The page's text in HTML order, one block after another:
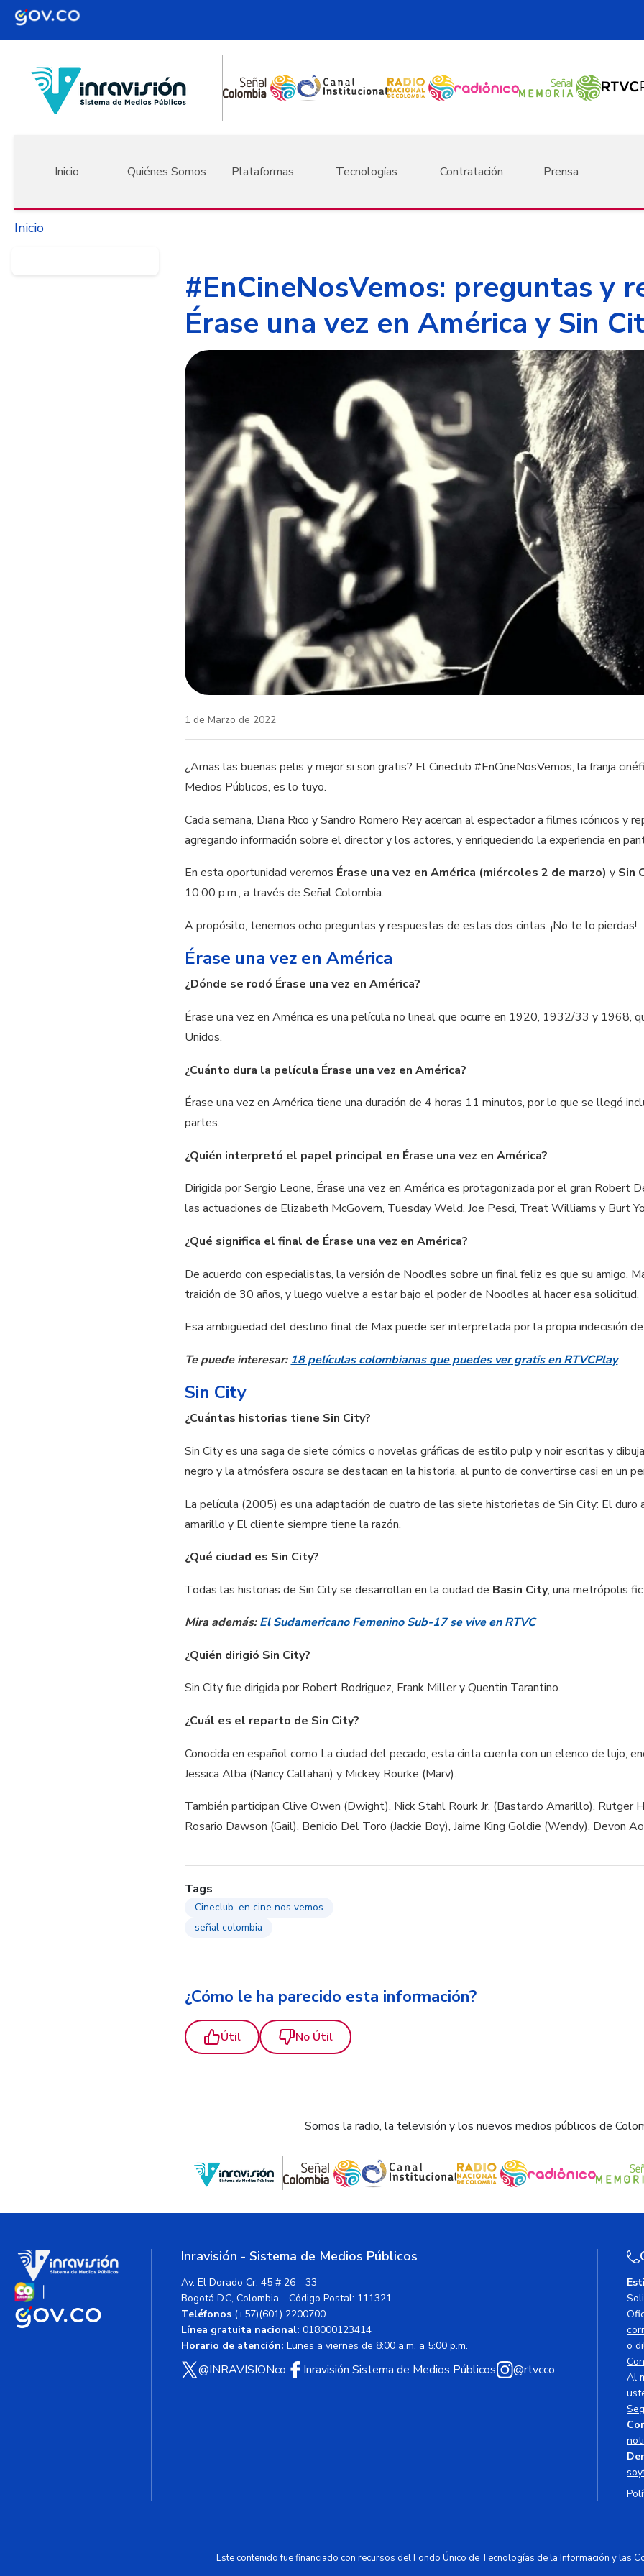
Pasar al contenido principal
Inicio Quiénes Somos Plataformas Tecnologías Contratación Prensa
Inicio
#EnCineNosVemos: preguntas y
Érase una vez en América y Sin
1 de Marzo de 2022
¿Amas las buenas pelis y mejor si son gratis? El Cineclub #EnCineNosVemos, la franja
Medios Públicos, es lo tuyo.
Cada semana, Diana Rico y Sandro Romero Rey acercan al espectador a filmes icónicos y
agregando información sobre el director y los actores, y enriqueciendo la experiencia en
En esta oportunidad veremos Érase una vez en América (miércoles 2 de marzo) y Sin
10:00 p.m., a través de Señal Colombia.
A propósito, tenemos ocho preguntas y respuestas de estas dos cintas. ¡No te lo pierdas!
Érase una vez en América
¿Dónde se rodó Érase una vez en América?
Érase una vez en América es una película no lineal que ocurre en 1920, 1932/33 y 1968,
Unidos.
¿Cuánto dura la película Érase una vez en América?
Érase una vez en América tiene una duración de 4 horas 11 minutos, por lo que se llegó
partes.
¿Quién interpretó el papel principal en Érase una vez en América?
Dirigida por Sergio Leone, Érase una vez en América es protagonizada por el gran Robert
las actuaciones de Elizabeth McGovern, Tuesday Weld, Joe Pesci, Treat Williams y Burt
¿Qué significa el final de Érase una vez en América?
De acuerdo con especialistas, la versión de Noodles sobre un final feliz es que su amigo,
traición de 30 años, y luego vuelve a estar bajo el poder de Noodles al hacer esa solicitud.
Esa ambigüedad del destino final de Max puede ser interpretada por la propia indecisión
Te puede interesar:18 películas colombianas que puedes ver gratis en RTVCPlay
Sin City
¿Cuántas historias tiene Sin City?
Sin City es una saga de siete cómics o novelas gráficas de estilo pulp y noir escritas y
negro y la atmósfera oscura se destacan en la historia, al punto de convertirse casi en un
La película (2005) es una adaptación de cuatro de las siete historietas de Sin City: El duro
amarillo y El cliente siempre tiene la razón.
¿Qué ciudad es Sin City?
Todas las historias de Sin City se desarrollan en la ciudad de Basin City, una metrópolis
Mira además:El Sudamericano Femenino Sub-17 se vive en RTVC
¿Quién dirigió Sin City?
Sin City fue dirigida por Robert Rodriguez, Frank Miller y Quentin Tarantino.
¿Cuál es el reparto de Sin City?
Conocida en español como La ciudad del pecado, esta cinta cuenta con un elenco de lujo,
Jessica Alba (Nancy Callahan) y Mickey Rourke (Marv).
También participan Clive Owen (Dwight), Nick Stahl Rourk Jr. (Bastardo Amarillo), Rutger
Rosario Dawson (Gail), Benicio Del Toro (Jackie Boy), Jaime King Goldie (Wendy), Devon
Tags
Cineclub. en cine nos vemos
señal colombia
¿Cómo le ha parecido esta información?
Útil No Útil
Somos la radio, la televisión y los nuevos medios públicos de
Inravisión - Sistema de Medios Públicos
Av. El Dorado Cr. 45 # 26 - 33
Bogotá D.C, Colombia - Código Postal: 111321
Teléfonos (+57)(601) 2200700
Línea gratuita nacional: 018000123414
Horario de atención: Lunes a viernes de 8:00 a.m. a 5:00 p.m.
@INRAVISIONco Inravisión Sistema de Medios Públicos @rtvcco
o
Al
Este contenido fue financiado con recursos del Fondo Único de Tecnologías de la Información y las